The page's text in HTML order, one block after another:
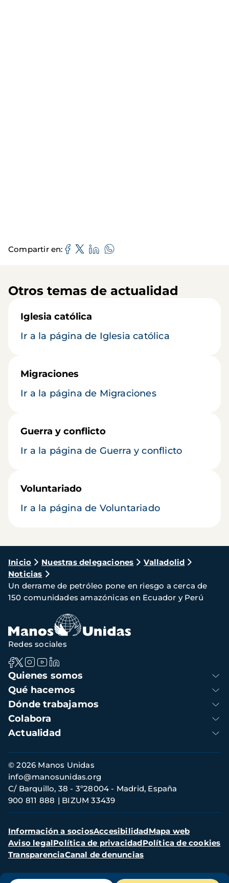
Compartir en
Otros temas de actualidad
Iglesia católica
Ir a la página de Iglesia católica
Migraciones
Ir a la página de Migraciones
Guerra y conflicto
Ir a la página de Guerra y conflicto
Voluntariado
Ir a la página de Voluntariado
Ruta
de
navegación
Inicio Nuestras delegaciones
Valladolid
Noticias
Un derrame de petróleo pone en riesgo a cerca de
150 comunidades amazónicas en Ecuador y Perú
Navegación
principal
Quienes somos
Qué hacemos
Dónde trabajamos
Colabora
Actualidad
Redes sociales
Información
de
contacto
© 2026 Manos Unidas
C/ Barquillo, 38 - 3º28004 - Madrid, España
900 811 888
BIZUM 33439
info@manosunidas.org
Menú
secundario
Información a sociosAccesibilidadMapa web
Aviso legalPolítica de privacidadPolítica de cookies
TransparenciaCanal de denuncias